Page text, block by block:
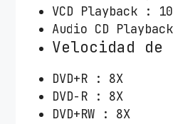
VCD Playback :
Audio CD
Velocidad
DVD+R : 8X
DVD-R : 8X
DVD+RW : 8X